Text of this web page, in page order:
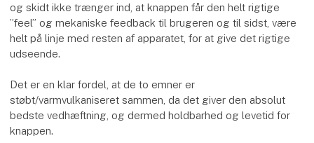
og skidt ikke trænger ind, at knappen får den helt rigtige
”feel” og mekaniske feedback til brugeren og til sidst, være
helt på linje med resten af apparatet, for at give det rigtige
udseende.
Det er en klar fordel, at de to emner er
støbt/varmvulkaniseret sammen, da det giver den absolut
bedste vedhæftning, og dermed holdbarhed og levetid for
knappen.